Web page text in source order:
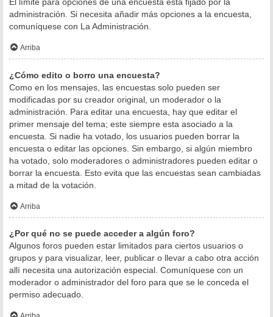
administración. Si necesita añadir más opciones a la encuesta,
comuníquese con La Administración.
Arriba
¿Cómo edito o borro una encuesta?
Como en los mensajes, las encuestas solo pueden ser
modificadas por su creador original, un moderador o la
administración. Para editar una encuesta, hay que editar el
primer mensaje del tema; este siempre esta asociado a la
encuesta. Si nadie ha votado, los usuarios pueden borrar la
encuesta o editar las opciones. Sin embargo, si algún miembro
ha votado, solo moderadores o administradores pueden editar o
borrar la encuesta. Esto evita que las encuestas sean cambiadas
a mitad de la votación.
Arriba
¿Por qué no se puede acceder a algún foro?
Algunos foros pueden estar limitados para ciertos usuarios o
grupos y para visualizar, leer, publicar o llevar a cabo otra acción
allí necesita una autorización especial. Comuníquese con un
moderador o administrador del foro para que se le conceda el
permiso adecuado.